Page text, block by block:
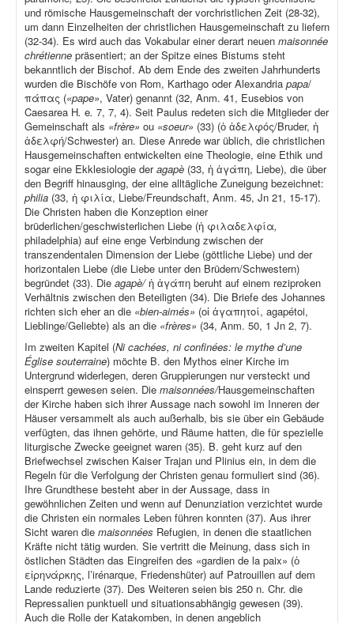
und römische Hausgemeinschaft der vorchristlichen Zeit (28-32),
um dann Einzelheiten der christlichen Hausgemeinschaft zu liefern
(32-34). Es wird auch das Vokabular einer derart neuen maisonnée
chrétienne präsentiert; an der Spitze eines Bistums steht
bekanntlich der Bischof. Ab dem Ende des zweiten Jahrhunderts
wurden die Bischöfe von Rom, Karthago oder Alexandria papa/
πάπας («pape», Vater) genannt (32, Anm. 41, Eusebios von
Caesarea H. e. 7, 7, 4). Seit Paulus redeten sich die Mitglieder der
Gemeinschaft als «frère» ou «soeur» (33) (ὁ ἀδελφός/Bruder, ἡ
ἀδελφή/Schwester) an. Diese Anrede war üblich, die christlichen
Hausgemeinschaften entwickelten eine Theologie, eine Ethik und
sogar eine Ekklesiologie deragapè (33, ἡ ἀγάπη, Liebe), die über
den Begriff hinausging, der eine alltägliche Zuneigung bezeichnet:
philia (33, ἡ φιλία, Liebe/Freundschaft, Anm. 45, Jn 21, 15-17).
Die Christen haben die Konzeption einer
brüderlichen/geschwisterlichen Liebe (ἡ φιλαδελφία,
philadelphia) auf eine enge Verbindung zwischen der
transzendentalen Dimension der Liebe (göttliche Liebe) und der
horizontalen Liebe (die Liebe unter den Brüdern/Schwestern)
begründet (33). Die agapè/ἡ ἀγάπη beruht auf einem reziproken
Verhältnis zwischen den Beteiligten (34). Die Briefe des Johannes
richten sich eher an die «bien-aimés» (οἱ ἀγαπητοί, agapétoi,
Lieblinge/Geliebte) als an die «frères» (34, Anm. 50, 1 Jn 2, 7).
Im zweiten Kapitel (Ni cachées, ni confinées: le mythe d’une
Église souterraine) möchte B. den Mythos einer Kirche im
Untergrund widerlegen, deren Gruppierungen nur versteckt und
einsperrt gewesen seien. Die maisonnées/Hausgemeinschaften
der Kirche haben sich ihrer Aussage nach sowohl im Inneren der
Häuser versammelt als auch außerhalb, bis sie über ein Gebäude
verfügten, das ihnen gehörte, und Räume hatten, die für spezielle
liturgische Zwecke geeignet waren (35). B. geht kurz auf den
Briefwechsel zwischen Kaiser Trajan und Plinius ein, in dem die
Regeln für die Verfolgung der Christen genau formuliert sind (36).
Ihre Grundthese besteht aber in der Aussage, dass in
gewöhnlichen Zeiten und wenn auf Denunziation verzichtet wurde
die Christen ein normales Leben führen konnten (37). Aus ihrer
Sicht waren die maisonnées Refugien, in denen die staatlichen
Kräfte nicht tätig wurden. Sie vertritt die Meinung, dass sich in
östlichen Städten das Eingreifen des «gardien de la paix» (ὁ
εἰρηνάρκης, l’irénarque, Friedenshüter) auf Patrouillen auf dem
Lande reduzierte (37). Des Weiteren seien bis 250 n. Chr. die
Repressalien punktuell und situationsabhängig gewesen (39).
Auch die Rolle der Katakomben, in denen angeblich